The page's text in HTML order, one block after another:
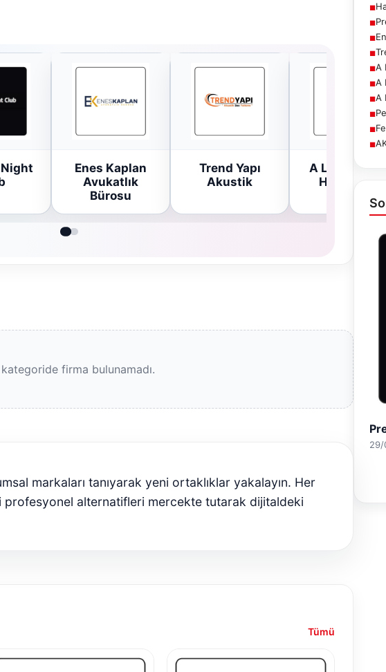
Enes Kaplan
Avukatlık
Bürosu
Trend Yapı
Akustik
A Life Ankara
Hastanesi
kategoride firma bulunamadı.
markaları tanıyarak yeni ortaklıklar yakalayın. Her
profesyonel alternatifleri mercekte tutarak dijitaldeki
Tümü
■
■
■
■
■A
■A
■A
■
■
■
29/